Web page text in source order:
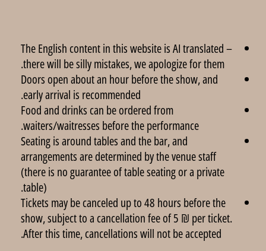
The English content in this website is AI translated –
there will be silly mistakes, we apologize for them.
Doors open about an hour before the show, and
early arrival is recommended.
Food and drinks can be ordered from
waiters/waitresses before the performance.
Seating is around tables and the bar, and
arrangements are determined by the venue staff
(there is no guarantee of table seating or a private
table).
Tickets may be canceled up to 48 hours before the
show, subject to a cancellation fee of 5 ₪ per ticket.
After this time, cancellations will not be accepted.